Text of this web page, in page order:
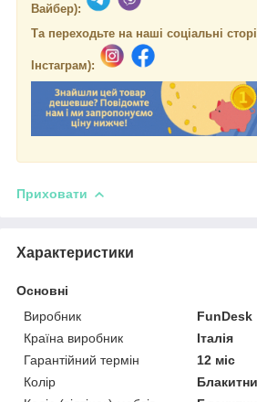
Вайбер):
Та переходьте на наші соціальні
Інстаграм):
Приховати
Характеристики
Основні
Виробник
FunDesk
Країна виробник
Італія
Гарантійний термін
12 міс
Колір